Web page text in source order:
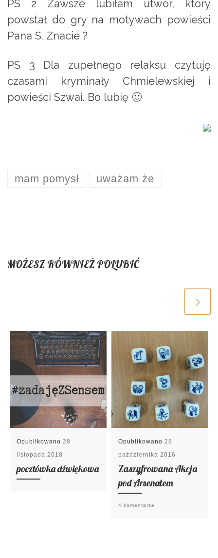
PS 2 Zawsze lubiłam utwór, który
powstał do gry na motywach powieści
Pana S. Znacie ?
PS 3 Dla zupełnego relaksu czytuję
czasami kryminały Chmielewskiej i
powieści Szwai. Bo lubię 🙂
mam pomysł uważam że
MOŻESZ RÓWNIEŻ POLUBIĆ
Opublikowano 28
listopada 2018
pocztówka dźwiękowa
Opublikowano 28
października 2016
Zaszyfrowana Akcja
pod Arsenałem
4 komentarze